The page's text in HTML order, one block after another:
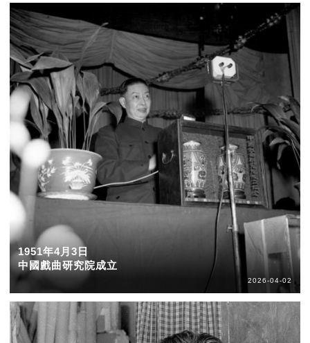
1951年4月3日
中國戲曲研究院成立
2026-04-02